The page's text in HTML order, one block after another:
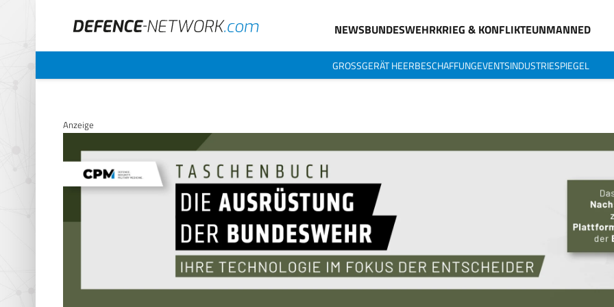
NEWSBUNDESWEHRKRIEG & KONFLIKTEUNMANNED
GROSSGERÄT HEERBESCHAFFUNGEVENTSINDUSTRIESPIEGEL
Anzeige